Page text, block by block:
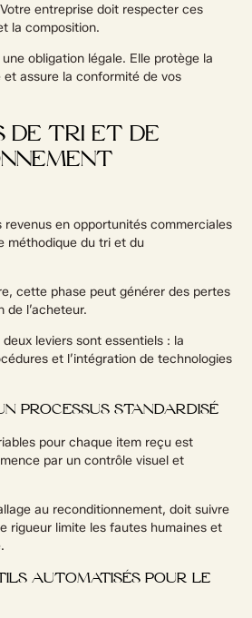
entreprise doit respecter ces
la composition.
obligation légale. Elle protège la
assure la conformité de vos
DE TRI ET DE
en opportunités commerciales
méthodique du tri et du
cette phase peut générer des pertes
l’acheteur.
leviers sont essentiels : la
et l’intégration de technologies
PROCESSUS STANDARDISÉ
pour chaque item reçu est
par un contrôle visuel et
au reconditionnement, doit suivre
rigueur limite les fautes humaines et
AUTOMATISÉS POUR LE